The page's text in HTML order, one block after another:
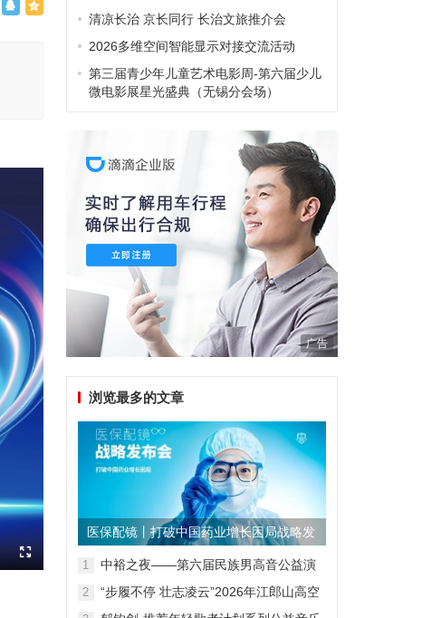
清凉长治 京长同行 长治文旅推介会
2026多维空间智能显示对接交流活动
第三届青少年儿童艺术电影周-第六届少儿
微电影展星光盛典（无锡分会场）
广告
浏览最多的文章
医保配镜丨打破中国药业增长困局战略发
布会
1
中裕之夜——第六届民族男高音公益演
2
“步履不停 壮志凌云”2026年江郎山高空